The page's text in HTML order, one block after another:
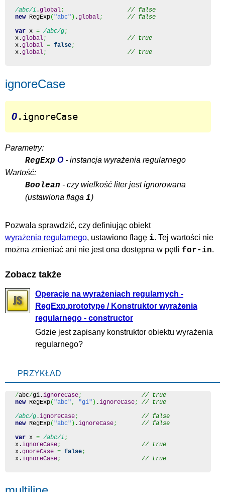
/abc/i .global;
// false
new RegExp( "abc" ) .global;
// false
var x = /abc/g;
x.global;
// true
x.global = false;
x.global; // true
ignoreCase
O.ignoreCase
Parametry:
RegExp O- instancja wyrażenia regularnego
Wartość:
Boolean - czy wielkość liter jest ignorowana
(ustawiona flaga i)
Pozwala sprawdzić, czy definiując obiekt
wyrażenia regularnego, ustawiono flagę i. Tej wartości nie
można zmieniać ani nie jest ona dostępna w pętli for-in.
Zobacz także
Operacje na wyrażeniach regularnych -
RegExp.prototype / Konstruktor wyrażenia
regularnego - constructor
Gdzie jest zapisany konstruktor obiektu wyrażenia
regularnego?
PRZYKŁAD
/abc/gi.ignoreCase;
// true
new RegExp( "abc" , "gi" ) .ignoreCase;
// true
/abc/g .ignoreCase;
// false
new RegExp( "abc" ) .ignoreCase;
// false
var x = /abc/i ;
x.ignoreCase;
// true
x.gnoreCase = false;
x.ignoreCase; // true